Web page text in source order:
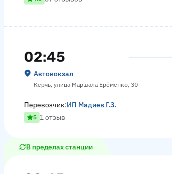
02:45
Автовокзал
Керчь, улица Маршала Ерёменко, 30
Перевозчик:ИП Мадиев Г.З.
5 1 отзыв
В пределах станции